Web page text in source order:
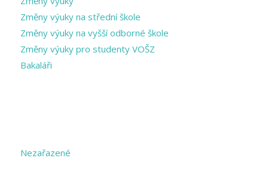
Změny výuky na střední škole
Změny výuky na vyšší odborné škole
Změny výuky pro studenty VOŠZ
Bakaláři
Nezařazené